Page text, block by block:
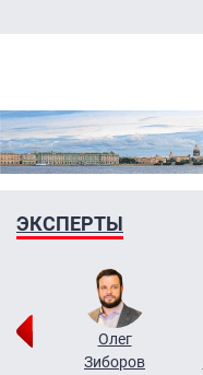
ЭКСПЕРТЫ
Олег
Зиборов